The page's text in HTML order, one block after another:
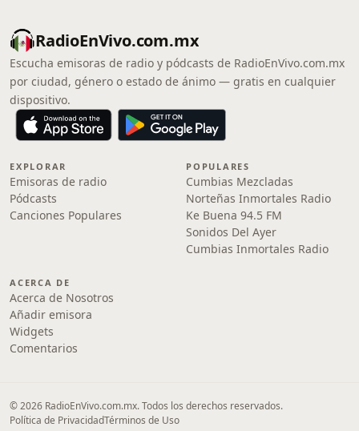
RadioEnVivo.com.mx
Escucha emisoras de radio y pódcasts de RadioEnVivo.com.mx
por ciudad, género o estado de ánimo — gratis en cualquier
dispositivo.
EXPLORAR
Emisoras de radio
Pódcasts
Canciones Populares
POPULARES
Cumbias Mezcladas
Norteñas Inmortales Radio
Ke Buena 94.5 FM
Sonidos Del Ayer
Cumbias Inmortales Radio
ACERCA DE
Acerca de Nosotros
Añadir emisora
Widgets
Comentarios
© 2026 RadioEnVivo.com.mx. Todos los derechos reservados.
Política de PrivacidadTérminos de Uso